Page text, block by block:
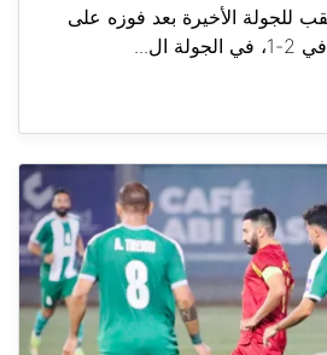
للجولة الأخيرة بعد فوزه على
ال...